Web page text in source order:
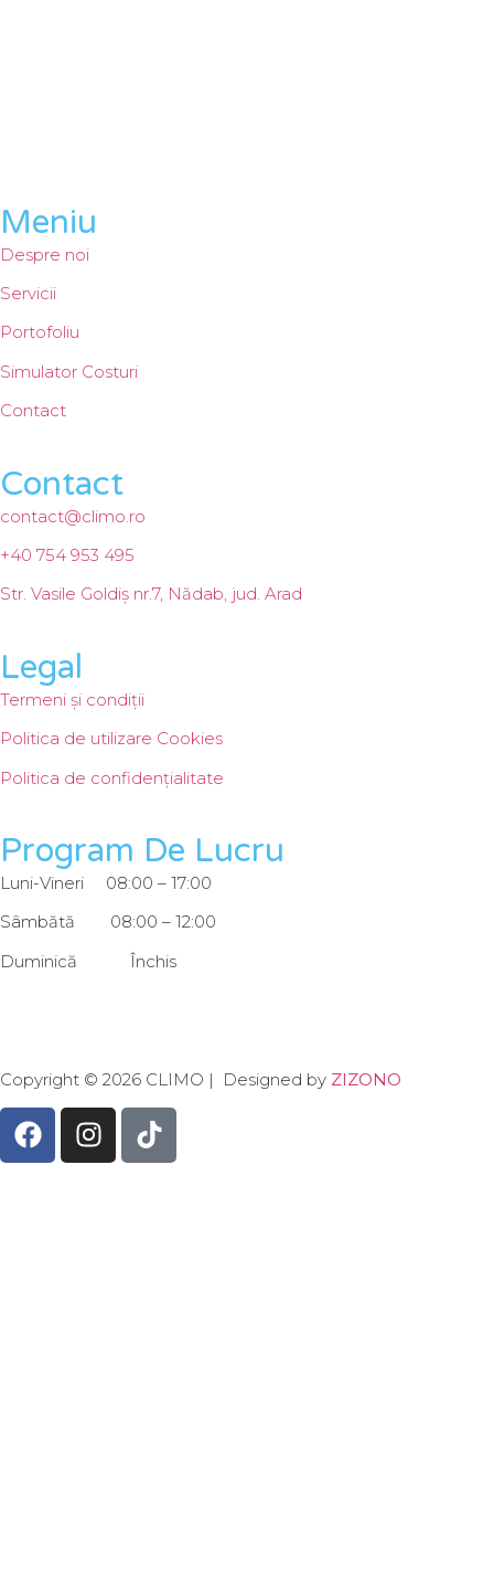
Meniu
Despre noi
Servicii
Portofoliu
Simulator Costuri
Contact
Contact
contact@climo.ro
+40 754 953 495
Str. Vasile Goldiș nr.7, Nădab, jud. Arad
Legal
Termeni și condiții
Politica de utilizare Cookies
Politica de confidențialitate
Program De Lucru
Luni-Vineri 08:00 – 17:00
Sâmbătă 08:00 – 12:00
Duminică Închis
Copyright © 2026 CLIMO | Designed by ZIZONO